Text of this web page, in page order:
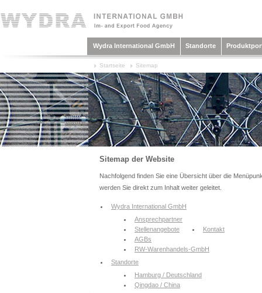
Wydra International GmbH Standorte
Startseite Sitemap
Sitemap der Website
Nachfolgend finden Sie eine Übersicht über die
werden Sie direkt zum Inhalt weiter geleitet.
Wydra International GmbH
Ansprechpartner
Stellenangebote
Kontakt
AGBs
RW-Warenhandels-GmbH
Standorte
Hamburg / Deutschland
Qingdao / China